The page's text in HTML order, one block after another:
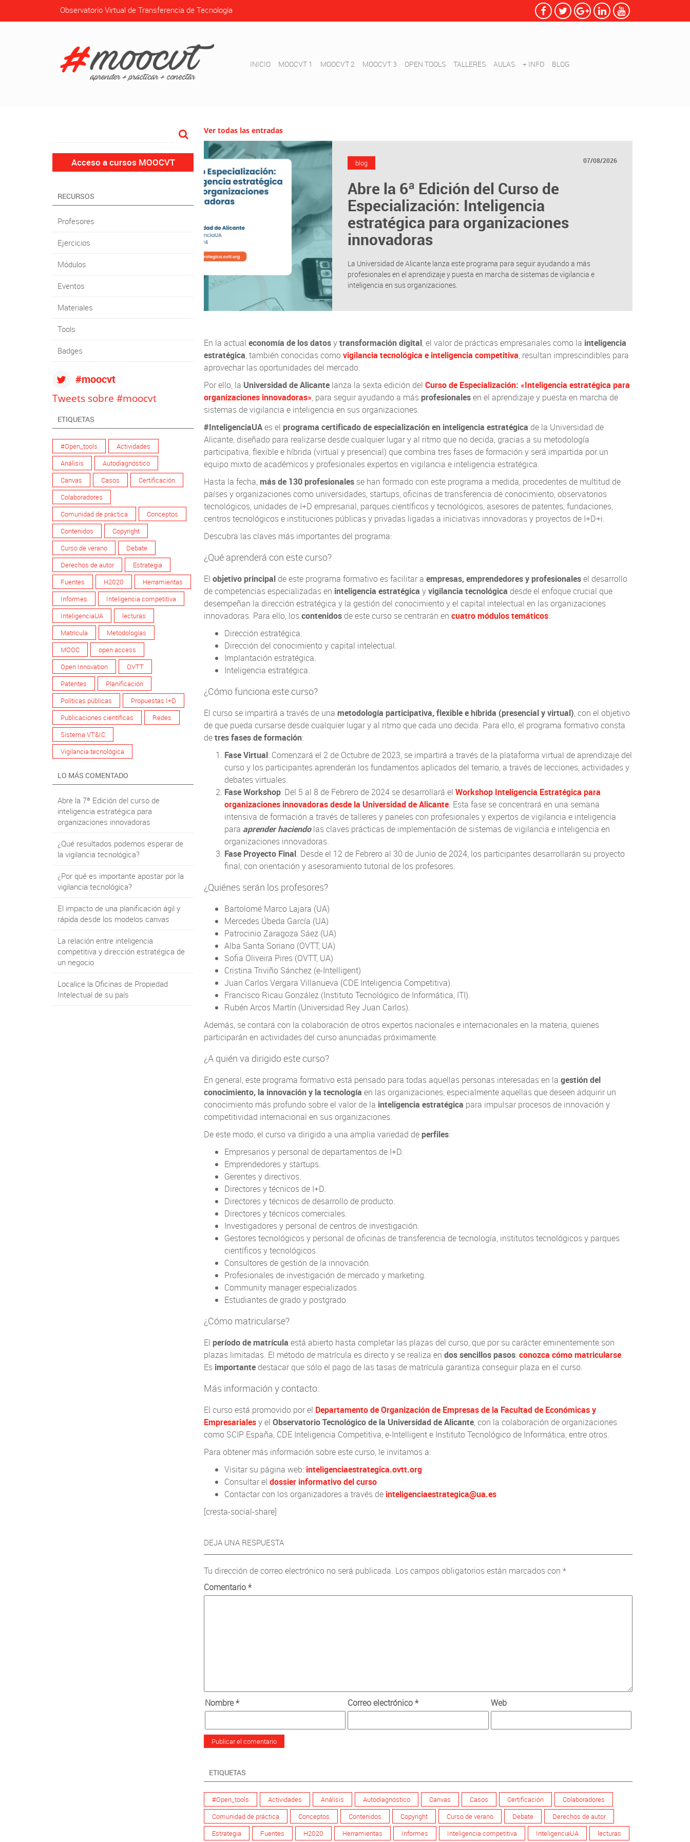
Observatorio Virtual de Transferencia de Tecnología
INICIO MOOCVT 1 MOOCVT 2 MOOCVT 3 OPEN TOOLS TALLERES AULAS + INFO BLOG
Acceso a cursos MOOCVT
RECURSOS
Profesores
Ejercicios
Módulos
Eventos
Materiales
Tools
Badges
#moocvt
Tweets sobre #moocvt
ETIQUETAS
#Open_tools
Actividades
Análisis
Autodiagnóstico
Canvas
Casos
Certificación
Colaboradores
Comunidad de práctica
Conceptos
Contenidos
Copyright
Curso de verano
Debate
Derechos de autor
Estrategia
Fuentes
H2020
Herramientas
Informes
Inteligencia competitiva
InteligenciaUA
lecturas
Matrícula
Metodologías
MOOC
open access
Open Innovation
OVTT
Patentes
Planificación
Políticas públicas
Propuestas I+D
Publicaciones científicas
Redes
Sistema VT&IC
Vigilancia tecnológica
LO MÁS COMENTADO
Abre la 7ª Edición del curso de
inteligencia estratégica para
organizaciones innovadoras
¿Qué resultados podemos esperar de
la vigilancia tecnológica?
¿Por qué es importante apostar por la
vigilancia tecnológica?
El impacto de una planificación ágil y
rápida desde los modelos canvas
La relación entre inteligencia
competitiva y dirección estratégica de
un negocio
Localice la Oficinas de Propiedad
Intelectual de su país
Ver todas las entradas
blog 07/08/2026
Abre la 6ª Edición del Curso de
Especialización: Inteligencia
estratégica para organizaciones
innovadoras
La Universidad de Alicante lanza este programa para seguir ayudando a más
profesionales en el aprendizaje y puesta en marcha de sistemas de vigilancia e
inteligencia en sus organizaciones.
En la actual economía de los datosytransformación digital, el valor de prácticas empresariales como la inteligencia
estratégica, también conocidas comovigilancia tecnológica e inteligencia competitiva, resultan imprescindibles para
aprovechar las oportunidades del mercado.
Por ello, la Universidad de Alicante lanza la sexta edición del Curso de Especialización: «Inteligencia estratégica para
organizaciones innovadoras», para seguir ayudando a más profesionalesen el aprendizaje y puesta en marcha de
sistemas de vigilancia e inteligencia en sus organizaciones.
#InteligenciaUAes el programa certificado de especialización en inteligencia estratégica de la Universidad de
Alicante, diseñado para realizarse desde cualquier lugar y al ritmo que no decida, gracias a su metodología
participativa, flexible e híbrida (virtual y presencial) que combina tres fases de formación y será impartida por un
equipo mixto de académicos y profesionales expertos en vigilancia e inteligencia estratégica.
Hasta la fecha, más de 130 profesionales se han formado con este programa a medida, procedentes de multitud de
países y organizaciones como universidades, startups, oficinas de transferencia de conocimiento, observatorios
tecnológicos, unidades de I+D empresarial, parques científicos y tecnológicos, asesores de patentes, fundaciones,
centros tecnológicos e instituciones públicas y privadas ligadas a iniciativas innovadoras y proyectos de I+D+i.
Descubra las claves más importantes del programa:
¿Qué aprenderá con este curso?
El objetivo principal de este programa formativo es facilitar a empresas, emprendedores y profesionalesel desarrollo
de competencias especializadas en inteligencia estratégica yvigilancia tecnológica desde el enfoque crucial que
desempeñan la dirección estratégica y la gestión del conocimiento y el capital intelectual en las organizaciones
innovadoras. Para ello, loscontenidos de este curso se centrarán en cuatro módulos temáticos:
Dirección estratégica.
Dirección del conocimiento y capital intelectual.
Implantación estratégica.
Inteligencia estratégica.
¿Cómo funciona este curso?
El curso se impartirá a través de una metodología participativa, flexible e híbrida (presencial y virtual), con el objetivo
de que pueda cursarse desde cualquier lugar y al ritmo que cada uno decida. Para ello, el programa formativo consta
detres fases de formación:
Fase Virtual: Comenzará el 2 de Octubre de 2023, se impartirá a través de la plataforma virtual de aprendizaje del
curso y los participantes aprenderán los fundamentos aplicados del temario, a través de lecciones, actividades y
debates virtuales.
Fase Workshop: Del 5 al 8 de Febrero de 2024 se desarrollará el Workshop Inteligencia Estratégica para
organizaciones innovadoras desde la Universidad de Alicante. Esta fase se concentrará en una semana
intensiva de formación a través de talleres y paneles con profesionales y expertos de vigilancia e inteligencia
para aprender haciendolas claves prácticas de implementación de sistemas de vigilancia e inteligencia en
organizaciones innovadoras.
Fase Proyecto Final. Desde el 12 de Febrero al 30 de Junio de 2024, los participantes desarrollarán su proyecto
final, con orientación y asesoramiento tutorial de los profesores.
¿Quiénes serán los profesores?
Bartolomé Marco Lajara (UA)
Mercedes Úbeda García (UA)
Patrocinio Zaragoza Sáez (UA)
Alba Santa Soriano (OVTT, UA)
Sofia Oliveira Pires (OVTT, UA)
Cristina Triviño Sánchez (e-Intelligent)
Juan Carlos Vergara Villanueva (CDE Inteligencia Competitiva).
Francisco Ricau González (Instituto Tecnológico de Informática, ITI).
Rubén Arcos Martín (Universidad Rey Juan Carlos).
Además, se contará con la colaboración de otros expertos nacionales e internacionales en la materia, quienes
participarán en actividades del curso anunciadas próximamente.
¿A quién va dirigido este curso?
En general, este programa formativo está pensado para todas aquellas personas interesadas en la gestión del
conocimiento, la innovación y la tecnología en las organizaciones, especialmente aquellas que deseen adquirir un
conocimiento más profundo sobre el valor de la inteligencia estratégica para impulsar procesos de innovación y
competitividad internacional en sus organizaciones.
De este modo, el curso va dirigido a una amplia variedad de perfiles:
Empresarios y personal de departamentos de I+D.
Emprendedores y startups.
Gerentes y directivos.
Directores y técnicos de I+D.
Directores y técnicos de desarrollo de producto.
Directores y técnicos comerciales.
Investigadores y personal de centros de investigación.
Gestores tecnológicos y personal de oficinas de transferencia de tecnología, institutos tecnológicos y parques
científicos y tecnológicos.
Consultores de gestión de la innovación.
Profesionales de investigación de mercado y marketing.
Community manager especializados.
Estudiantes de grado y postgrado.
¿Cómo matricularse?
El período de matrícula está abierto hasta completar las plazas del curso, que por su carácter eminentemente son
plazas limitadas. El método de matrícula es directo y se realiza en dos sencillos pasos:conozca cómo matricularse.
Es importante destacar que sólo el pago de las tasas de matrícula garantiza conseguir plaza en el curso.
Más información y contacto:
El curso está promovido por el Departamento de Organización de Empresas de la Facultad de Económicas y
Empresarialesy el Observatorio Tecnológico de la Universidad de Alicante, con la colaboración de organizaciones
como SCIP España, CDE Inteligencia Competitiva, e-Intelligent e Instituto Tecnológico de Informática, entre otros.
Para obtener más información sobre este curso, le invitamos a:
Visitar su página web: inteligenciaestrategica.ovtt.org
Consultar el dossier informativo del curso
Contactar con los organizadores a través de inteligenciaestrategica@ua.es
[cresta-social-share]
DEJA UNA RESPUESTA
Tu dirección de correo electrónico no será publicada. Los campos obligatorios están marcados con *
Comentario*
Nombre* Correo electrónico* Web
ETIQUETAS
#Open_tools Actividades Análisis Autodiagnóstico Canvas Casos Certificación
Colaboradores
Comunidad de práctica
Conceptos Contenidos Copyright Curso de verano Debate
Derechos de autor
Estrategia
Fuentes H2020 Herramientas Informes Inteligencia competitiva InteligenciaUA lecturas